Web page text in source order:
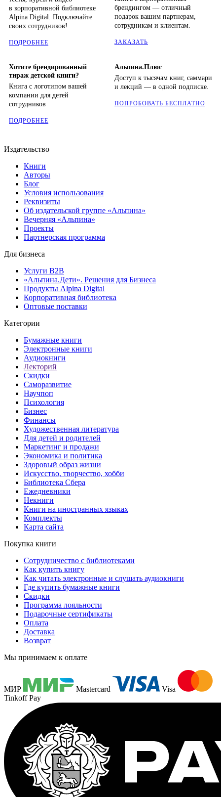
в корпоративной библиотеке
Alpina Digital. Подключайте
своих сотрудников!
ПОДРОБНЕЕ
брендингом — отличный
подарок вашим партнерам,
сотрудникам и клиентам.
ЗАКАЗАТЬ
Хотите брендированный
тираж детской книги?
Книга с логотипом вашей
компании для детей
сотрудников
ПОДРОБНЕЕ
Альпина.Плюс
Доступ к тысячам книг, саммари
и лекций — в одной подписке.
ПОПРОБОВАТЬ БЕСПЛАТНО
Издательство
Книги
Авторы
Блог
Условия использования
Реквизиты
Об издательской группе «Альпина»
Вечерняя «Альпина»
Проекты
Партнерская программа
Для бизнеса
Услуги B2B
«Альпина.Дети». Решения для Бизнеса
Продукты Alpina Digital
Корпоративная библиотека
Оптовые поставки
Категории
Бумажные книги
Электронные книги
Аудиокниги
Лекторий
Скидки
Саморазвитие
Научпоп
Психология
Бизнес
Финансы
Художественная литература
Для детей и родителей
Маркетинг и продажи
Экономика и политика
Здоровый образ жизни
Искусство, творчество, хобби
Библиотека Сбера
Ежедневники
Некниги
Книги на иностранных языках
Комплекты
Карта сайта
Покупка книги
Сотрудничество с библиотеками
Как купить книгу
Как читать электронные и слушать аудиокниги
Где купить бумажные книги
Скидки
Программа лояльности
Подарочные сертификаты
Оплата
Доставка
Возврат
Мы принимаем к оплате
МИР Mastercard
Visa
Tinkoff Pay